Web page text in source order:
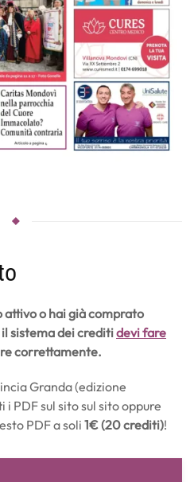
attivo o hai già comprato
sistema dei creditidevi fare
correttamente.
Granda (edizione
PDF sul sito sul sito oppure
PDF a soli 1€ (20 crediti)!